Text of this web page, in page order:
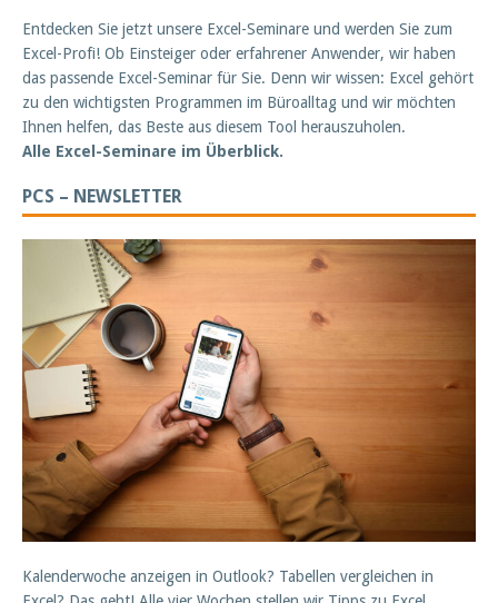
Entdecken Sie jetzt unsere Excel-Seminare und werden Sie zum
Excel-Profi! Ob Einsteiger oder erfahrener Anwender, wir haben
das passende Excel-Seminar für Sie. Denn wir wissen: Excel gehört
zu den wichtigsten Programmen im Büroalltag und wir möchten
Ihnen helfen, das Beste aus diesem Tool herauszuholen.
Alle Excel-Seminare im Überblick.
PCS – NEWSLETTER
Kalenderwoche anzeigen in Outlook? Tabellen vergleichen in